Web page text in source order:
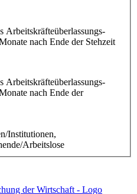
Arbeitskräfteüberlassungs-
nach Ende der Stehzeit
Arbeitskräfteüberlassungs-
nach Ende der
Institutionen,
Arbeitslose